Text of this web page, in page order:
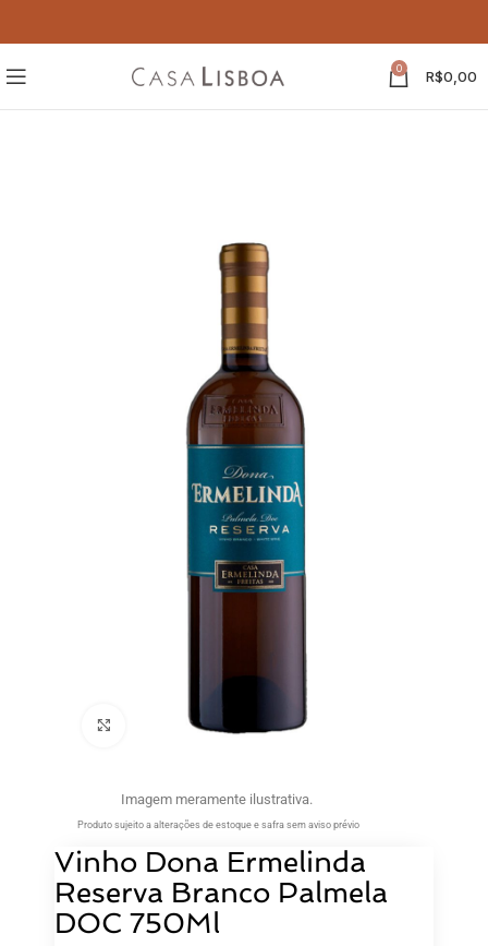
0 R$0,00
Clique para ampliar
Imagem meramente ilustrativa.
Produto sujeito a alterações de estoque e safra sem aviso prévio
Vinho Dona Ermelinda
Reserva Branco Palmela
DOC 750Ml